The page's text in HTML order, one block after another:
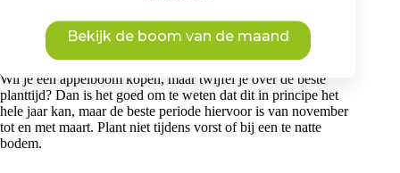
Bekijk de boom van de maand
Wat is de beste maand om een
appelboom te planten?
Wil je een appelboom kopen, maar twijfel je over de beste
planttijd? Dan is het goed om te weten dat dit in principe het
hele jaar kan, maar de beste periode hiervoor is van november
tot en met maart. Plant niet tijdens vorst of bij een te natte
bodem.